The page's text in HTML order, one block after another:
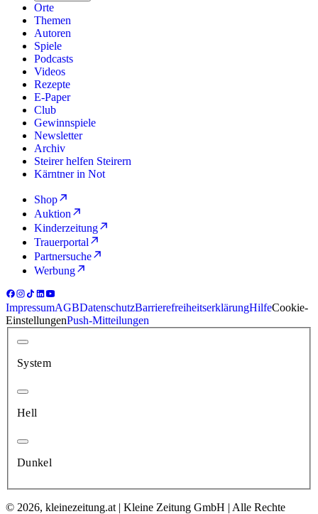
Orte
Themen
Autoren
Spiele
Podcasts
Videos
Rezepte
E-Paper
Club
Gewinnspiele
Newsletter
Archiv
Steirer helfen Steirern
Kärntner in Not
Shop
Auktion
Kinderzeitung
Trauerportal
Partnersuche
Werbung
ImpressumAGBDatenschutzBarrierefreiheitserklärungHilfeCookie-
EinstellungenPush-Mitteilungen
System
Hell
Dunkel
© 2026, kleinezeitung.at | Kleine Zeitung GmbH | Alle Rechte